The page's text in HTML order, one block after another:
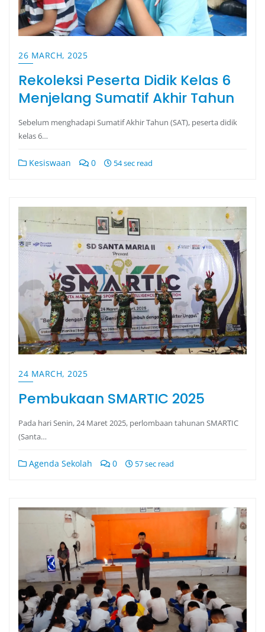
26 MARCH, 2025
Rekoleksi Peserta Didik Kelas 6
Menjelang Sumatif Akhir Tahun
Sebelum menghadapi Sumatif Akhir Tahun (SAT), peserta didik
kelas 6…
Kesiswaan 0 54 sec read
24 MARCH, 2025
Pembukaan SMARTIC 2025
Pada hari Senin, 24 Maret 2025, perlombaan tahunan SMARTIC
(Santa…
Agenda Sekolah 0 57 sec read